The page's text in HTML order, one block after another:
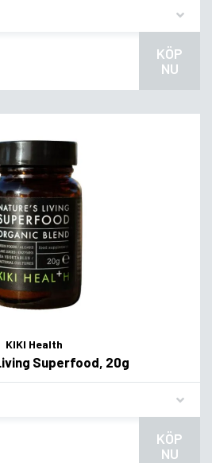
KÖP
NU
KIKI Health
Superfood, 20g
KÖP
NU